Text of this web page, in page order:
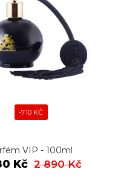
-710 KČ
VIP - 100ml
Kč 2 890 Kč